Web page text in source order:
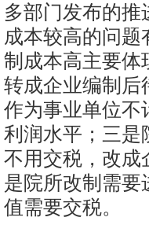
多部门发布的
成本较高的问
制成本高主要体
转成企业编制后
作为事业单位不
利润水平；三是
不用交税，改成
是院所改制需要
值需要交税。